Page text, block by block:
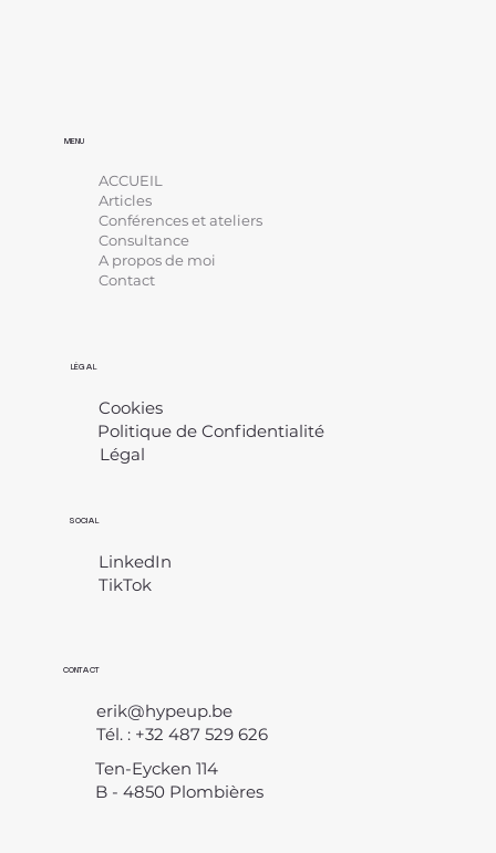
LÉGAL
Cookies
Politique de Confidentialité
Légal
SOCIAL
LinkedIn
TikTok
CONTACT
erik@hypeup.be
Tél. : +32 487 529 626
Ten-Eycken 114
B - 4850 Plombières
MENU
ACCUEIL
Articles
Conférences et ateliers
Consultance
A propos de moi
Contact